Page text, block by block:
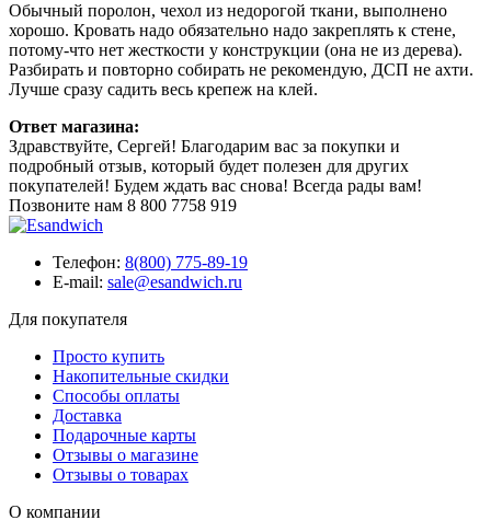
Обычный поролон, чехол из недорогой ткани, выполнено
хорошо. Кровать надо обязательно надо закреплять к стене,
потому-что нет жесткости у конструкции (она не из дерева).
Разбирать и повторно собирать не рекомендую, ДСП не ахти.
Лучше сразу садить весь крепеж на клей.
Ответ магазина:
Здравствуйте, Сергей! Благодарим вас за покупки и
подробный отзыв, который будет полезен для других
покупателей! Будем ждать вас снова! Всегда рады вам!
Позвоните нам 8 800 7758 919
Телефон: 8(800) 775-89-19
E-mail: sale@esandwich.ru
Для покупателя
Просто купить
Накопительные скидки
Способы оплаты
Доставка
Подарочные карты
Отзывы о магазине
Отзывы о товарах
О компании